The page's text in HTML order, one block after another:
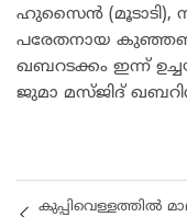
ഹുസൈൻ (മൂടാടി),
പരേതനായ
ഖബറടക്കം ഇന്ന്
ജുമാ മസ്ജിദ്
കുപ്പിവെള്ളത്തിൽ